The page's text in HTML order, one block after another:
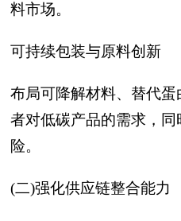
料市场。
可持续包装与原料创新
布局可降解材料、替代
者对低碳产品的需求，
险。
(二)强化供应链整合能力